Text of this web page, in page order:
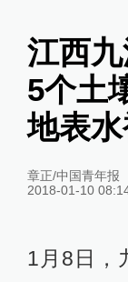
江西九
5个土
地表
章正/中国青年报
2018-01-10
1月8日，